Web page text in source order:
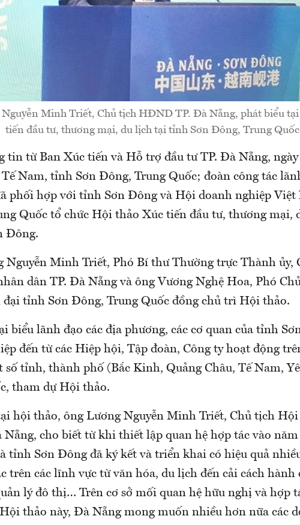
Minh Triết, Chủ tịch HĐND TP. Đà Nẵng, phát biểu
tiến đầu tư, thương mại, du lịch tại tỉnh Sơn Đông, Trung
tin từ Ban Xúc tiến và Hỗ trợ đầu tư TP. Đà Nẵng,
Nam, tỉnh Sơn Đông, Trung Quốc; đoàn công tác
phối hợp với tỉnh Sơn Đông và Hội doanh nghiệp Việt
Quốc tổ chức Hội thảo Xúc tiến đầu tư, thương mại,
Đông.
Nguyễn Minh Triết, Phó Bí thư Thường trực Thành ủy,
dân TP. Đà Nẵng và ông Vương Nghệ Hoa, Phó
đại tỉnh Sơn Đông, Trung Quốc đồng chủ trì Hội thảo.
biểu lãnh đạo các địa phương, các cơ quan của tỉnh
đến từ các Hiệp hội, Tập đoàn, Công ty hoạt động
số tỉnh, thành phố (Bắc Kinh, Quảng Châu, Tế Nam,
tham dự Hội thảo.
hội thảo, ông Lương Nguyễn Minh Triết, Chủ tịch
Nẵng, cho biết từ khi thiết lập quan hệ hợp tác vào năm
tỉnh Sơn Đông đã ký kết và triển khai có hiệu quả
trên các lĩnh vực từ văn hóa, du lịch đến cải cách hành
lý đô thị… Trên cơ sở mối quan hệ hữu nghị và hợp
thảo này, Đà Nẵng mong muốn nhiều hơn nữa các